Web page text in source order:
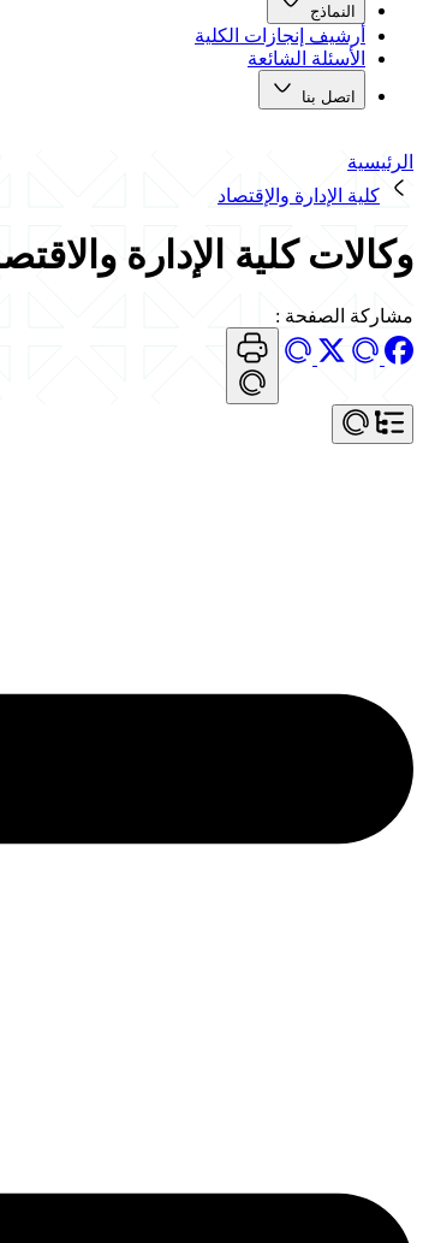
النماذج
أرشيف إنجازات الكلية
الأسئلة الشائعة
اتصل بنا
الرئيسية
كلية الإدارة والإقتصاد
وكالات كلية الإدارة
مشاركة الصفحة :